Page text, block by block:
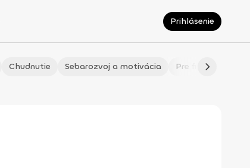
Prihlásenie
Chudnutie Sebarozvoj a motivácia Pre fitmaminky